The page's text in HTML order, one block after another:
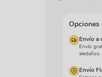
manchas
Opciones
Envío a
Envío
Envío